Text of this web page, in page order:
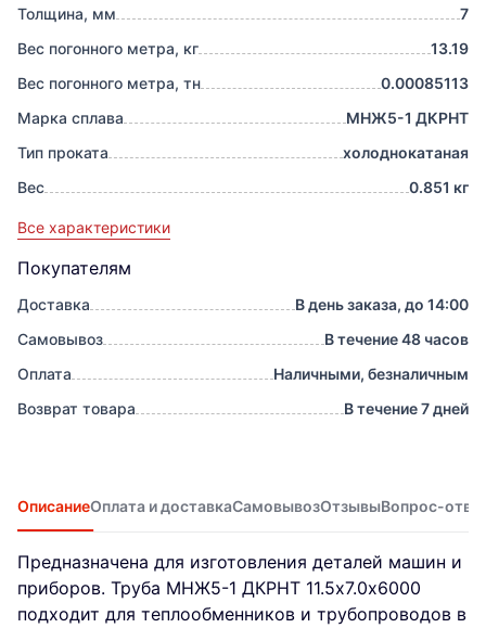
Толщина, мм
7
Вес погонного метра, кг
13.19
Вес погонного метра, тн
0.00085113
Марка сплава
МНЖ5-1 ДКРНТ
Тип проката
холоднокатаная
Вес
0.851 кг
Все характеристики
Покупателям
Доставка
В день заказа, до 14:00
Самовывоз
В течение 48 часов
Оплата
Наличными, безналичным
Возврат товара
В течение 7 дней
ОписаниеОплата и доставкаСамовывозОтзывыВопрос-
Предназначена для изготовления деталей машин и
приборов. Труба МНЖ5-1 ДКРНТ 11.5х7.0х6000
подходит для теплообменников и трубопроводов в